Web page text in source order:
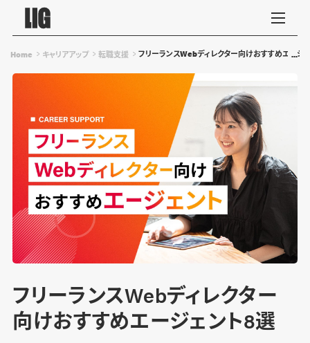
Home キャリアアップ 転職支援 フリーランスWebディレクター向けおすすめエージ
フリーランスWebディレクター
向けおすすめエージェント8選